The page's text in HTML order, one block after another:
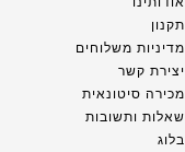
תקנון
מדיניות משלוחים
יצירת קשר
מכירה סיטונאית
שאלות ותשובות
בלוג